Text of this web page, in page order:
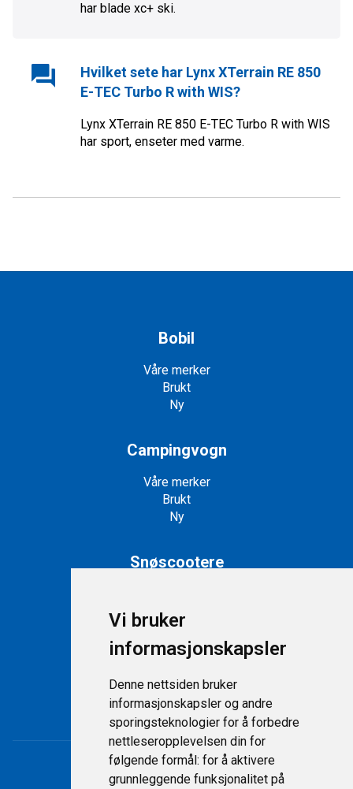
Vi bruker
informasjonskapsler
Denne nettsiden bruker
informasjonskapsler og andre
sporingsteknologier for å forbedre
nettleseropplevelsen din for
følgende formål: for å aktivere
grunnleggende funksjonalitet på
har blade xc+ ski.
Hvilket sete har Lynx XTerrain RE 850
E-TEC Turbo R with WIS?
Lynx XTerrain RE 850 E-TEC Turbo R with WIS
har sport, enseter med varme.
Bobil
Våre merker
Brukt
Ny
Campingvogn
Våre merker
Brukt
Ny
Snøscootere
Nye snøscootere
Support
Kontakt
Personvernerklæring